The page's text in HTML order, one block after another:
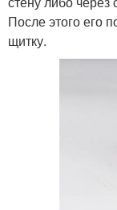
После этого его
щитку.